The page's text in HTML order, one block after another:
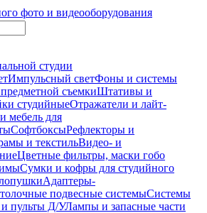
студии
Импульсный светФоны и системы
съемкиШтативы и
студийныеОтражатели и лайт-
мебель для
СофтбоксыРефлекторы и
и текстильВидео- и
Цветные фильтры, маски гобо
Сумки и кофры для студийного
Адаптеры-
подвесные системыСистемы
пульты Д/УЛампы и запасные части